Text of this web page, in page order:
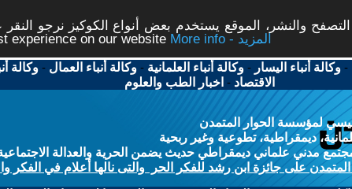
والنشر، الموقع يستخدم بعض أنواع الكوكيز نرجو
experience on our website
More info - المزيد
-وكالة أنباء اليسار -وكالة أنباء العلمانية -وكالة أنباء العمال -وكالة
الاقتصاد - اخبار الطب والعلوم
لمؤسسة الحوار المتمدن
ديمقراطية، تطوعية وغير ربحية
مدني علماني ديمقراطي حديث يضمن الحرية والعدالة
المتمدن على جائزة ابن رشد للفكر الحر والتى نالها أعلام في الفكر